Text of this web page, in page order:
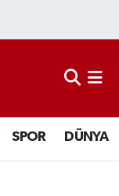
SPOR DÜNYA